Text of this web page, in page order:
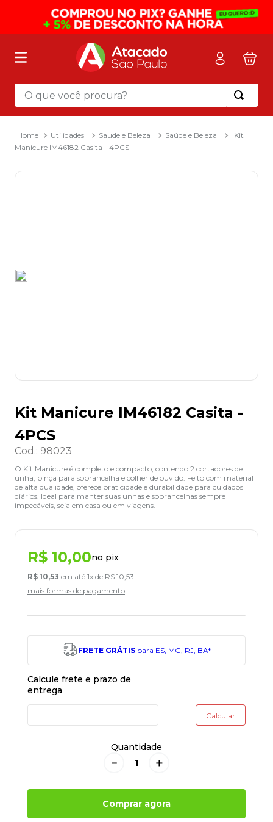
O que você procura?
Utilidades Saude e Beleza Saúde e Beleza
Kit
Manicure IM46182 Casita - 4PCS
Kit Manicure IM46182 Casita -
4PCS
Cod.: 98023
O Kit Manicure é completo e compacto, contendo 2 cortadores de
unha, pinça para sobrancelha e colher de ouvido. Feito com material
de alta qualidade, oferece praticidade e durabilidade para cuidados
diários. Ideal para manter suas unhas e sobrancelhas sempre
impecáveis, seja em casa ou em viagens.
R$ 10,00no pix
R$ 10,53 em até 1x de R$ 10,53
mais formas de pagamento
FRETE GRÁTISpara ES, MG, RJ, BA*
Quantidade
＋
－
Comprar agora
Termos mais buscados
mochila
2º sacola
3º mala
8